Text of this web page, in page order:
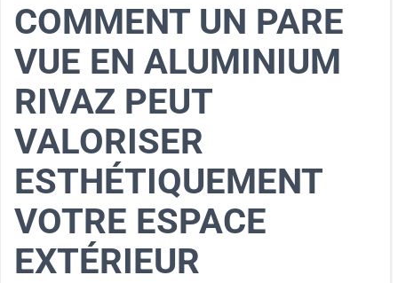
COMMENT UN PARE
VUE EN ALUMINIUM
RIVAZ PEUT
VALORISER
ESTHÉTIQUEMENT
VOTRE ESPACE
EXTÉRIEUR